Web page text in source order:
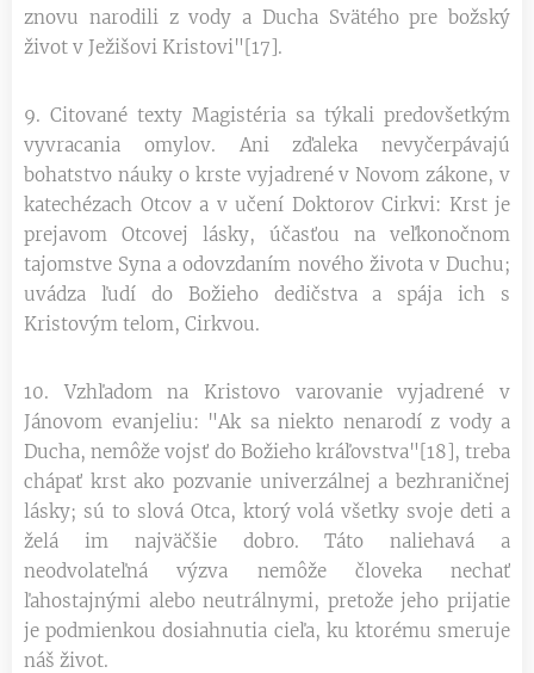
znovu narodili z vody a Ducha Svätého pre božský
život v Ježišovi Kristovi"[17].
9. Citované texty Magistéria sa týkali predovšetkým
vyvracania omylov. Ani zďaleka nevyčerpávajú
bohatstvo náuky o krste vyjadrené v Novom zákone, v
katechézach Otcov a v učení Doktorov Cirkvi: Krst je
prejavom Otcovej lásky, účasťou na veľkonočnom
tajomstve Syna a odovzdaním nového života v Duchu;
uvádza ľudí do Božieho dedičstva a spája ich s
Kristovým telom, Cirkvou.
10. Vzhľadom na Kristovo varovanie vyjadrené v
Jánovom evanjeliu: "Ak sa niekto nenarodí z vody a
Ducha, nemôže vojsť do Božieho kráľovstva"[18], treba
chápať krst ako pozvanie univerzálnej a bezhraničnej
lásky; sú to slová Otca, ktorý volá všetky svoje deti a
želá im najväčšie dobro. Táto naliehavá a
neodvolateľná výzva nemôže človeka nechať
ľahostajnými alebo neutrálnymi, pretože jeho prijatie
je podmienkou dosiahnutia cieľa, ku ktorému smeruje
náš život.